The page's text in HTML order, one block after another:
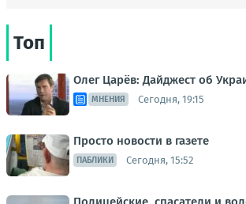
Топ
Олег Царёв: Дайджест об
МНЕНИЯ Сегодня, 19:15
Просто новости в газете
ПАБЛИКИ Сегодня, 15:52